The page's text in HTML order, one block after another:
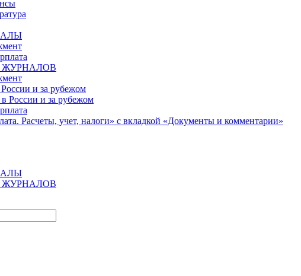
ЖУРНАЛОВ
и за рубежом
России и за рубежом
Расчеты, учет, налоги» с вкладкой «Документы и комментарии»
ЖУРНАЛОВ